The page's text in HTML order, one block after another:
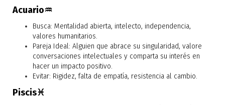
Acuario♒
Busca: Mentalidad abierta, intelecto, independencia,
valores humanitarios.
Pareja Ideal: Alguien que abrace su singularidad, valore
conversaciones intelectuales y comparta su interés en
hacer un impacto positivo.
Evitar: Rigidez, falta de empatía, resistencia al cambio.
Piscis♓